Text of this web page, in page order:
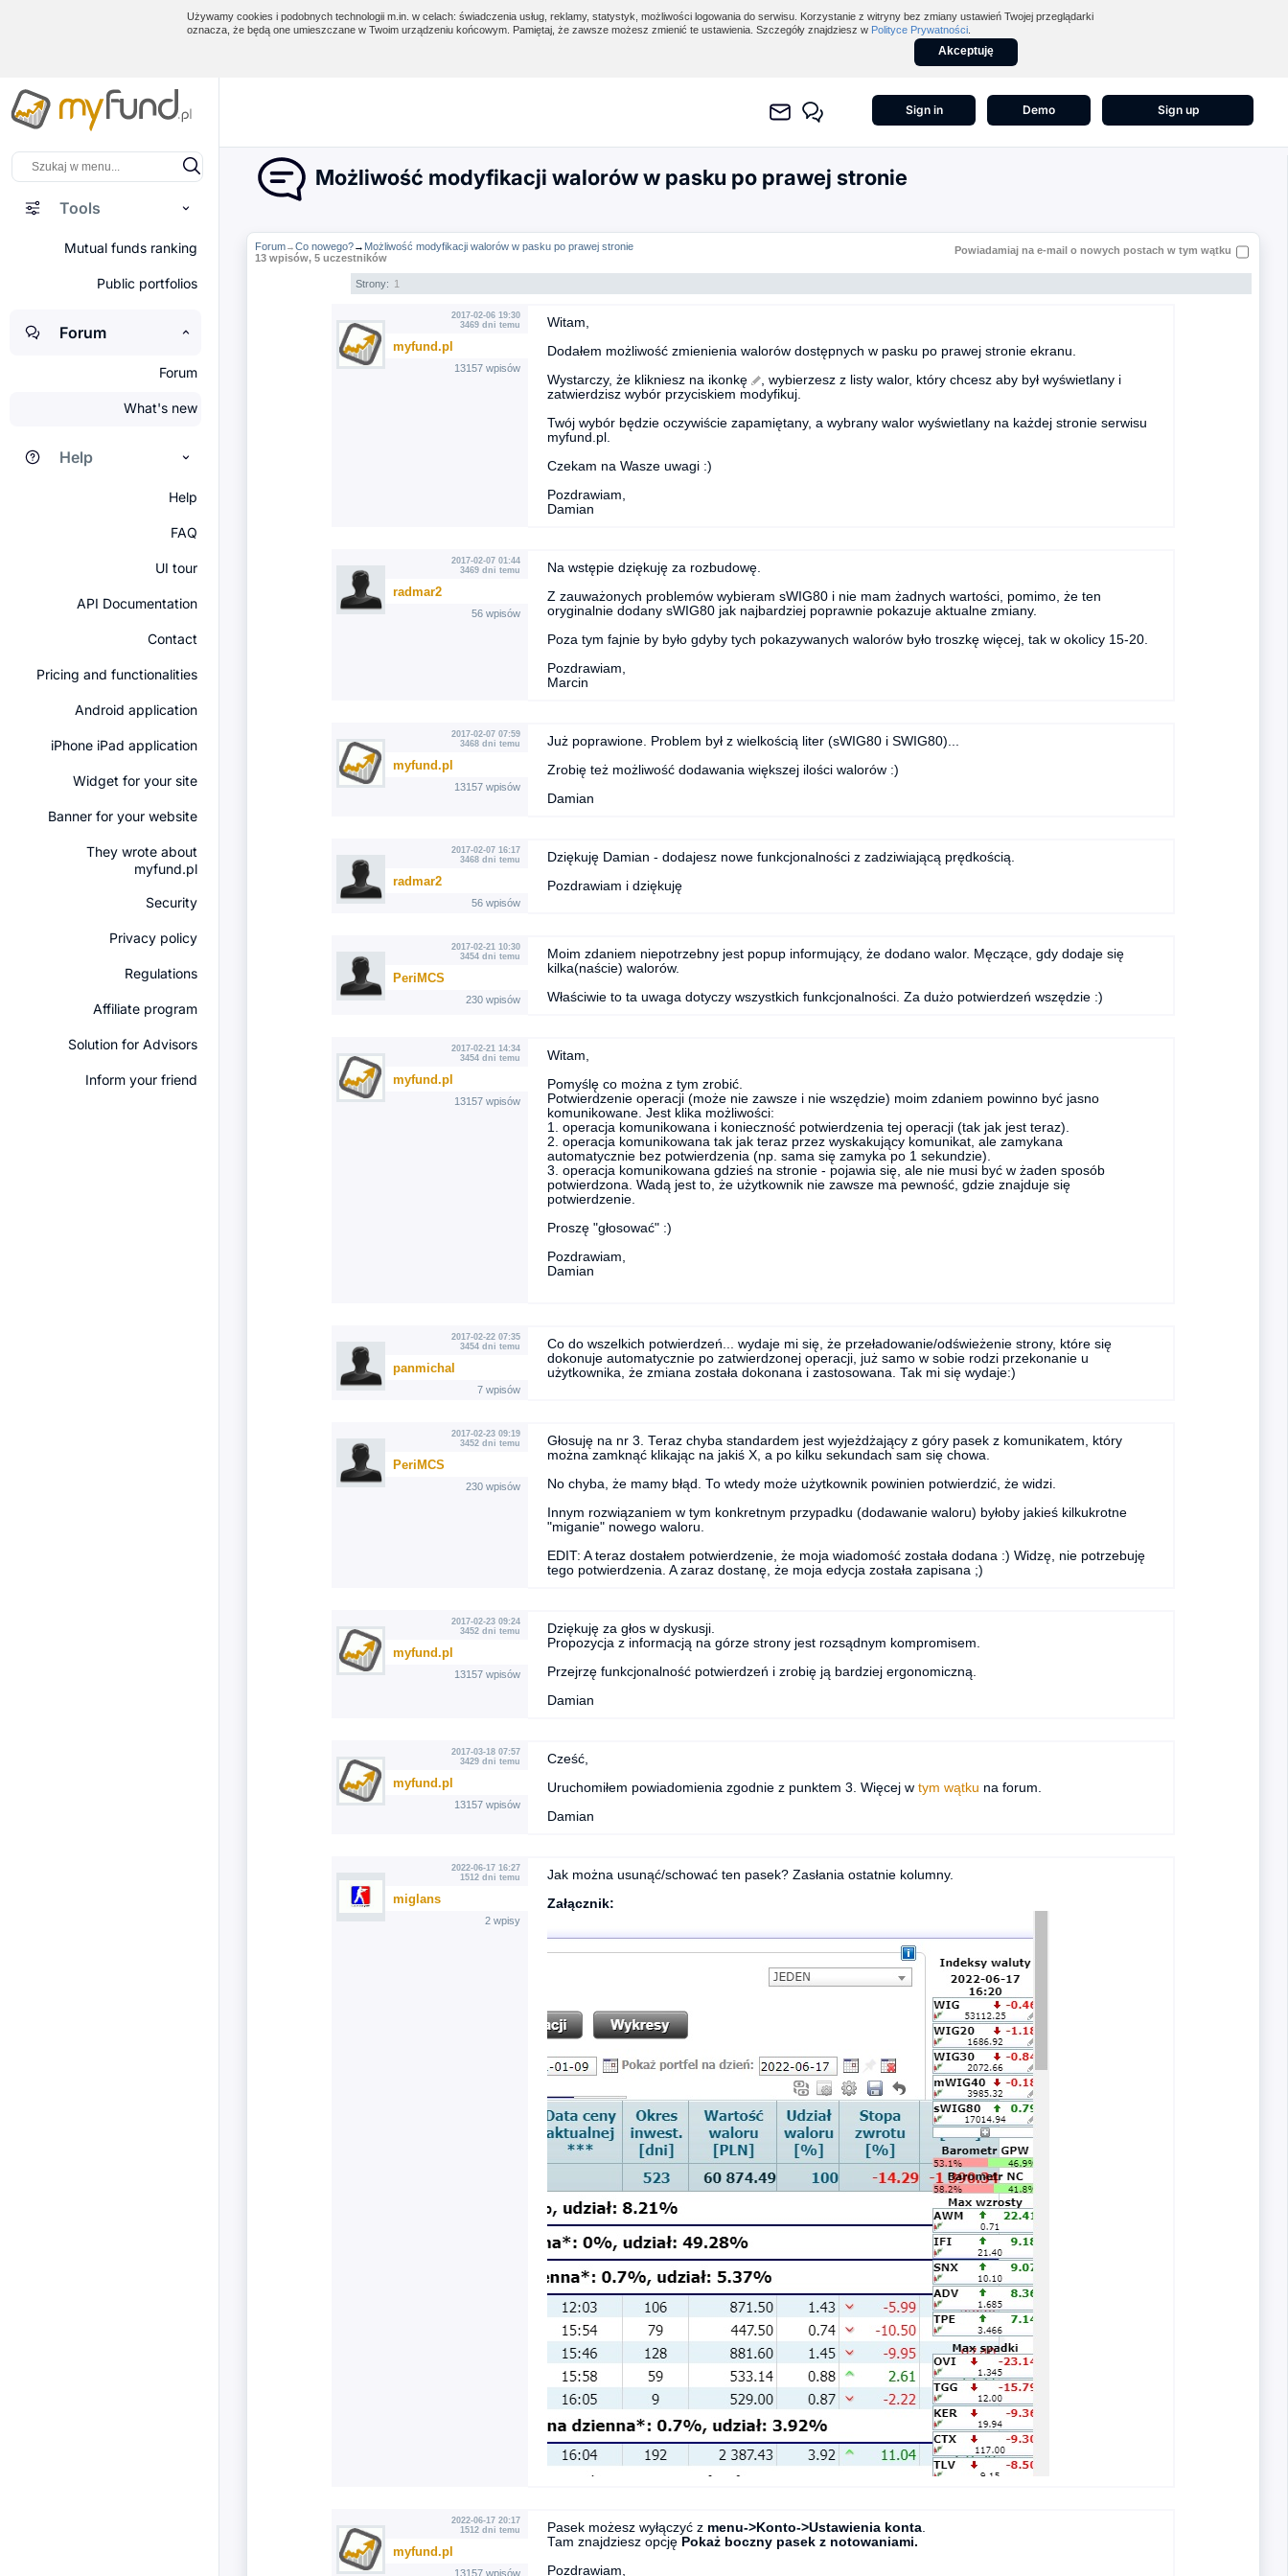
Używamy cookies i podobnych technologii m.in. w celach: świadczenia usług, reklamy, statystyk, możliwości logowania do serwisu. Korzystanie z witryny bez zmiany ustawień Twojej przeglądarki
oznacza, że będą one umieszczane w Twoim urządzeniu końcowym. Pamiętaj, że zawsze możesz zmienić te ustawienia. Szczegóły znajdziesz w Polityce Prywatności
Akceptuję
Tools
Mutual funds ranking
Public portfolios
Forum
Forum
What's new
Help
Help
FAQ
UI tour
API Documentation
Contact
Pricing and functionalities
Android application
iPhone iPad application
Widget for your site
Banner for your website
They wrote about
myfund.pl
Security
Privacy policy
Regulations
Affiliate program
Solution for Advisors
Inform your friend
Sign in Demo Sign up
Możliwość modyfikacji walorów w pasku po prawej stronie
Forum→Co nowego?→ Możliwość modyfikacji walorów w pasku po prawej stronie
13 wpisów, 5 uczestników
Powiadamiaj na e-mail o nowych postach w tym wątku
Strony: 1
2017-02-06 19:30
3469 dni temu
myfund.pl
13157 wpisów
Witam,
Dodałem możliwość zmienienia walorów dostępnych w pasku po prawej stronie ekranu.
Wystarczy, że klikniesz na ikonkę
, wybierzesz z listy walor, który chcesz aby był wyświetlany i
zatwierdzisz wybór przyciskiem modyfikuj.
Twój wybór będzie oczywiście zapamiętany, a wybrany walor wyświetlany na każdej stronie serwisu
myfund.pl.
Czekam na Wasze uwagi :)
Pozdrawiam,
Damian
2017-02-07 01:44
3469 dni temu
radmar2
56 wpisów
Na wstępie dziękuję za rozbudowę.
Z zauważonych problemów wybieram sWIG80 i nie mam żadnych wartości, pomimo, że ten
oryginalnie dodany sWIG80 jak najbardziej poprawnie pokazuje aktualne zmiany.
Poza tym fajnie by było gdyby tych pokazywanych walorów było troszkę więcej, tak w okolicy 15-20.
Pozdrawiam,
Marcin
2017-02-07 07:59
3468 dni temu
myfund.pl
13157 wpisów
Już poprawione. Problem był z wielkością liter (sWIG80 i SWIG80)...
Zrobię też możliwość dodawania większej ilości walorów :)
Damian
2017-02-07 16:17
3468 dni temu
radmar2
56 wpisów
Dziękuję Damian - dodajesz nowe funkcjonalności z zadziwiającą prędkością.
Pozdrawiam i dziękuję
2017-02-21 10:30
3454 dni temu
PeriMCS
230 wpisów
Moim zdaniem niepotrzebny jest popup informujący, że dodano walor. Męczące, gdy dodaje się
kilka(naście) walorów.
Właściwie to ta uwaga dotyczy wszystkich funkcjonalności. Za dużo potwierdzeń wszędzie :)
2017-02-21 14:34
3454 dni temu
myfund.pl
13157 wpisów
Witam,
Pomyślę co można z tym zrobić.
Potwierdzenie operacji (może nie zawsze i nie wszędzie) moim zdaniem powinno być jasno
komunikowane. Jest klika możliwości:
1. operacja komunikowana i konieczność potwierdzenia tej operacji (tak jak jest teraz).
2. operacja komunikowana tak jak teraz przez wyskakujący komunikat, ale zamykana
automatycznie bez potwierdzenia (np. sama się zamyka po 1 sekundzie).
3. operacja komunikowana gdzieś na stronie - pojawia się, ale nie musi być w żaden sposób
potwierdzona. Wadą jest to, że użytkownik nie zawsze ma pewność, gdzie znajduje się
potwierdzenie.
Proszę "głosować" :)
Pozdrawiam,
Damian
2017-02-22 07:35
3454 dni temu
panmichal
7 wpisów
Co do wszelkich potwierdzeń... wydaje mi się, że przeładowanie/odświeżenie strony, które się
dokonuje automatycznie po zatwierdzonej operacji, już samo w sobie rodzi przekonanie u
użytkownika, że zmiana została dokonana i zastosowana. Tak mi się wydaje:)
2017-02-23 09:19
3452 dni temu
PeriMCS
230 wpisów
Głosuję na nr 3. Teraz chyba standardem jest wyjeżdżający z góry pasek z komunikatem, który
można zamknąć klikając na jakiś X, a po kilku sekundach sam się chowa.
No chyba, że mamy błąd. To wtedy może użytkownik powinien potwierdzić, że widzi.
Innym rozwiązaniem w tym konkretnym przypadku (dodawanie waloru) byłoby jakieś kilkukrotne
"miganie" nowego waloru.
EDIT: A teraz dostałem potwierdzenie, że moja wiadomość została dodana :) Widzę, nie potrzebuję
tego potwierdzenia. A zaraz dostanę, że moja edycja została zapisana ;)
2017-02-23 09:24
3452 dni temu
myfund.pl
13157 wpisów
Dziękuję za głos w dyskusji.
Propozycja z informacją na górze strony jest rozsądnym kompromisem.
Przejrzę funkcjonalność potwierdzeń i zrobię ją bardziej ergonomiczną.
Damian
2017-03-18 07:57
3429 dni temu
myfund.pl
13157 wpisów
Cześć,
Uruchomiłem powiadomienia zgodnie z punktem 3. Więcej w tym wątku na forum.
Damian
2022-06-17 16:27
1512 dni temu
miglans
2 wpisy
Jak można usunąć/schować ten pasek? Zasłania ostatnie kolumny.
Załącznik:
2022-06-17 20:17
1512 dni temu
myfund.pl
13157 wpisów
Pasek możesz wyłączyć z menu->Konto->Ustawienia konta.
Tam znajdziesz opcję Pokaż boczny pasek z notowaniami.
Pozdrawiam,